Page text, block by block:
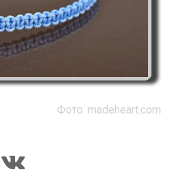
Фото: madeheart.com